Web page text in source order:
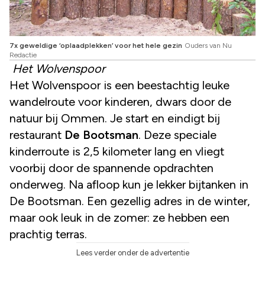
7x geweldige ‘oplaadplekken’ voor het hele gezin Ouders van Nu
Redactie
Het Wolvenspoor
Het Wolvenspoor is een beestachtig leuke
wandelroute voor kinderen, dwars door de
natuur bij Ommen. Je start en eindigt bij
restaurant De Bootsman. Deze speciale
kinderroute is 2,5 kilometer lang en vliegt
voorbij door de spannende opdrachten
onderweg. Na afloop kun je lekker bijtanken in
De Bootsman. Een gezellig adres in de winter,
maar ook leuk in de zomer: ze hebben een
prachtig terras.
Lees verder onder de advertentie